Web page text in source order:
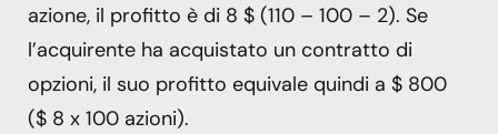
azione, il profitto è di 8 $ (110 – 100 – 2). Se
l’acquirente ha acquistato un contratto di
opzioni, il suo profitto equivale quindi a $ 800
($ 8 x 100 azioni).